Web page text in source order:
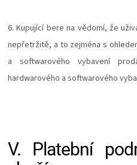
6. Kupující bere na vědomí, že
nepřetržitě, a to zejména s
a softwarového vybavení
hardwarového a softwarového
V. Platební